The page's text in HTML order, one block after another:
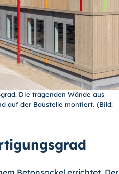
Die tragenden Wände aus
auf der Baustelle montiert. (Bild: